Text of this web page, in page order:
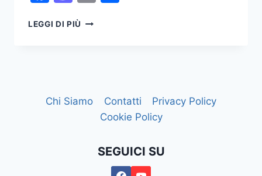
LEGGI DI PIÙ TAGLIO
Chi Siamo Contatti
Privacy Policy
Cookie Policy
SEGUICI SU